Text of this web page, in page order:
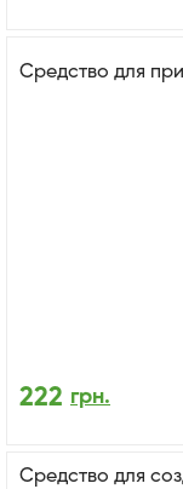
Средство для
222 грн.
Средство для